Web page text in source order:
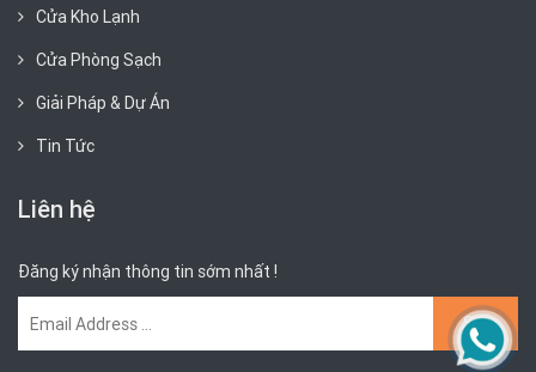
Cửa Kho Lạnh
Cửa Phòng Sạch
Giải Pháp & Dự Án
Tin Tức
Liên hệ
Đăng ký nhận thông tin sớm nhất !